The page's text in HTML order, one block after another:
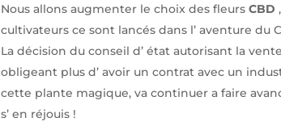
Nous allons augmenter le choix des fleurs CBD
cultivateurs ce sont lancés dans l’ aventure du
La décision du conseil d’ état autorisant la
obligeant plus d’ avoir un contrat avec un
cette plante magique, va continuer a faire
s’ en réjouis !